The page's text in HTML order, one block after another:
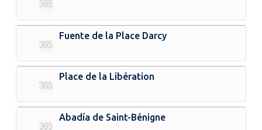
Fuente de la Place Darcy
Place de la Libération
Abadía de Saint-Bénigne